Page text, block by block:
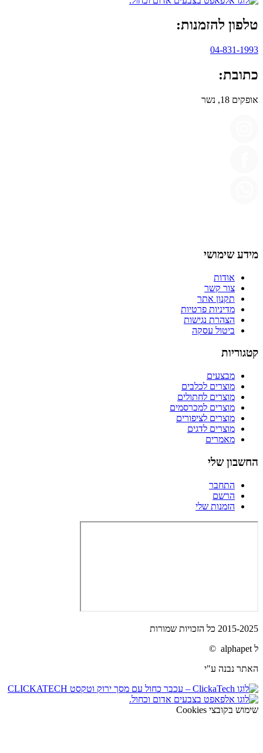
טלפון להזמנות:
04-831-1993
כתובת:
אופקים 18, נשר
מידע שימושי
אודות
צור קשר
תקנון אתר
מדיניות פרטיות
הצהרת נגישות
ביטול עסקה
קטגוריות
מבצעים
מוצרים לכלבים
מוצרים לחתולים
מוצרים למכרסמים
מוצרים לציפורים
מוצרים לדגים
מאמרים
החשבון שלי
התחבר
הרשם
הזמנות שלי
2015-2025 כל הזכויות שמורות
ל alphapet ©
האתר נבנה ע"י
שימוש בקובצי Cookies